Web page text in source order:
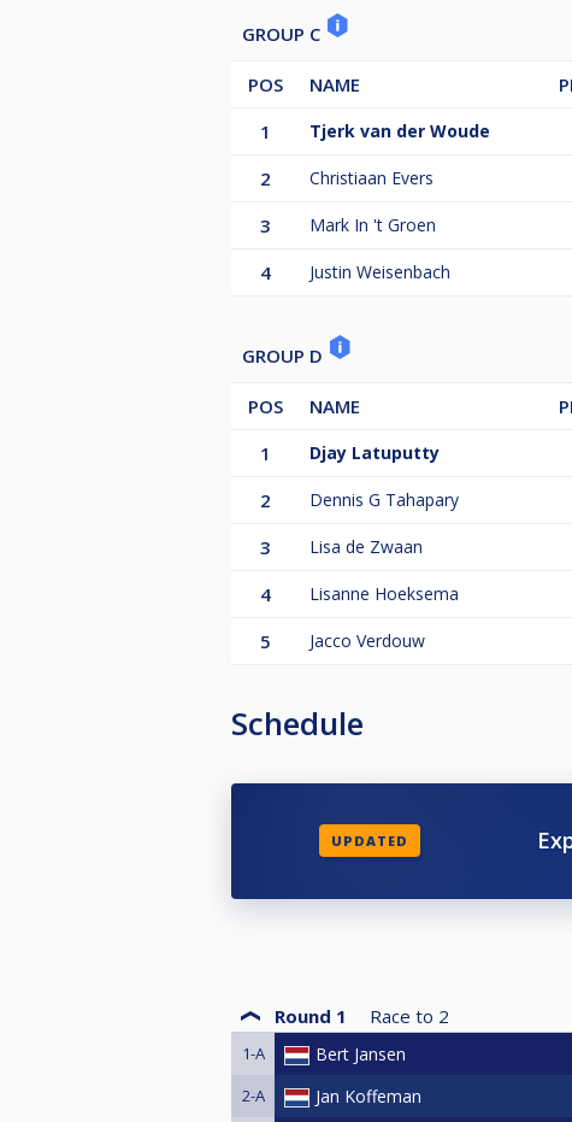
GROUP C
POS NAME
1
Tjerk van der Woude
2 Christiaan Evers
3 Mark In 't Groen
4 Justin Weisenbach
GROUP D
POS NAME
1
Djay Latuputty
2 Dennis G Tahapary
3 Lisa de Zwaan
4 Lisanne Hoeksema
5 Jacco Verdouw
Schedule
UPDATED
Round 1 Race to 2
1-A Bert Jansen
2-A Jan Koffeman